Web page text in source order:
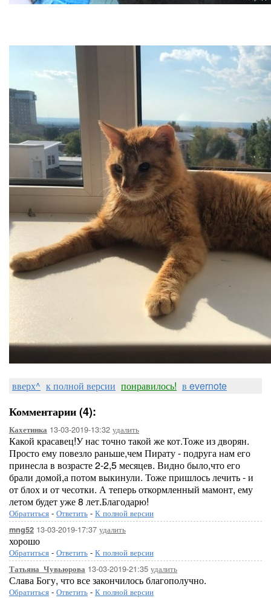
вверх^ к полной версии понравилось! в evernote
Комментарии (4):
Кахетинка 13-03-2019-13:32 удалить
Какой красавец!У нас точно такой же кот.Тоже из дворян.
Просто ему повезло раньше,чем Пирату - подруга нам его
принесла в возрасте 2-2,5 месяцев. Видно было,что его
брали домой,а потом выкинули. Тоже пришлось лечить - и
от блох и от чесотки. А теперь откормленный мамонт, ему
летом будет уже 8 лет.Благодарю!
Обратиться - Ответить - К полной версии
mng52 13-03-2019-17:37 удалить
хорошо
Обратиться - Ответить - К полной версии
Татьяна_Чувьюрова 13-03-2019-21:35 удалить
Слава Богу, что все закончилось благополучно.
Обратиться - Ответить - К полной версии